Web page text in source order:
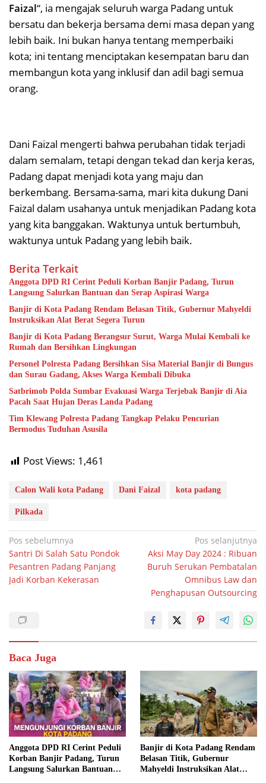
Faizal“, ia mengajak seluruh warga Padang untuk
bersatu dan bekerja bersama demi masa depan yang
lebih baik. Ini bukan hanya tentang memperbaiki
kota; ini tentang menciptakan kesempatan baru dan
membangun kota yang inklusif dan adil bagi semua
orang.
Dani Faizal mengerti bahwa perubahan tidak terjadi
dalam semalam, tetapi dengan tekad dan kerja keras,
Padang dapat menjadi kota yang maju dan
berkembang. Bersama-sama, mari kita dukung Dani
Faizal dalam usahanya untuk menjadikan Padang kota
yang kita banggakan. Waktunya untuk bertumbuh,
waktunya untuk Padang yang lebih baik.
Berita Terkait
Anggota DPD RI Cerint Peduli Korban Banjir Padang, Turun
Langsung Salurkan Bantuan dan Serap Aspirasi Warga
Banjir di Kota Padang Rendam Belasan Titik, Gubernur Mahyeldi
Instruksikan Alat Berat Segera Turun
Banjir di Kota Padang Berangsur Surut, Warga Mulai Kembali ke
Rumah dan Bersihkan Lingkungan
Personel Polresta Padang Bersihkan Sisa Material Banjir di Bungus
dan Surau Gadang, Akses Warga Kembali Dibuka
Satbrimob Polda Sumbar Evakuasi Warga Terjebak Banjir di Aia
Pacah Saat Hujan Deras Landa Padang
Tim Klewang Polresta Padang Tangkap Pelaku Pencurian
Bermodus Tuduhan Asusila
Post Views: 1,461
Calon Wali kota Padang Dani Faizal kota padang
Pilkada
Navigasi
pos
Pos sebelumnya
Santri Di Salah Satu Pondok
Pesantren Padang Panjang
Jadi Korban Kekerasan
Pos selanjutnya
Aksi May Day 2024 : Ribuan
Buruh Serukan Pembatalan
Omnibus Law dan
Penghapusan Outsourcing
Baca Juga
Anggota DPD RI Cerint Peduli
Korban Banjir Padang, Turun
Langsung Salurkan Bantuan
Banjir di Kota Padang Rendam
Belasan Titik, Gubernur
Mahyeldi Instruksikan Alat